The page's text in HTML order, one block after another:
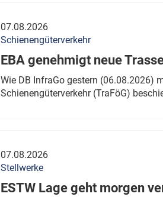
Politik
Verbände: Wer spricht für
wen?
Thema des Monats
Dossier: Generalsanierung
ÖPNV
07.08.2026
Schienengüterverkehr
EBA genehmigt neue
Wie DB InfraGo gestern (06.08.2026)
Schienengüterverkehr (TraFöG)
07.08.2026
Stellwerke
ESTW Lage geht morgen